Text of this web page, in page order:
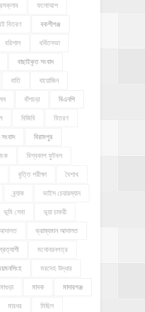
ফলোআপ
বিতরণ বকশীগঞ্জ
বরিশাল বর্ধিতসভা
বাছাইকৃত সংবাদ
বাতি বায়োজিন
বাঁশচড়া বিএনপি
বিজিবি বিতরণ
সংবাদ বিরামপুর
বিশ্বকাপ ফুটবল
বৃত্তি পরীক্ষা বৈশাখ
ব্র্যাক ভাইস চেয়ারম্যান
ভূমি সেবা ভূয়া চাকরী
ভ্রাম্যমান আদালত
মনোনয়নপত্র
মরদেহ উদ্ধার
মাগুড়া মাদক মাদারগঞ্জ
মারধর মিছিল